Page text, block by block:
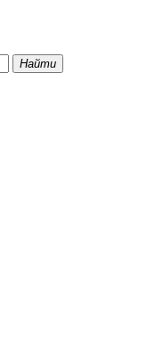
Найти